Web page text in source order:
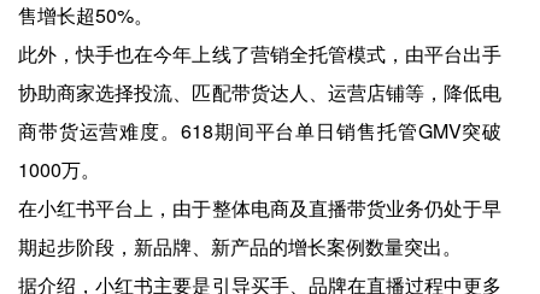
售增长超50%。
此外，快手也在今年上线了营销全托管模式，由平台出手
协助商家选择投流、匹配带货达人、运营店铺等，降低电
商带货运营难度。618期间平台单日销售托管GMV突破
1000万。
在小红书平台上，由于整体电商及直播带货业务仍处于早
期起步阶段，新品牌、新产品的增长案例数量突出。
据介绍，小红书主要是引导买手、品牌在直播过程中更多